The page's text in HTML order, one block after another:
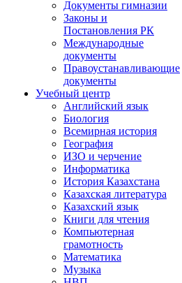
Документы гимназии
Законы и
Постановления РК
Международные
документы
Правоустанавливающие
документы
Учебный центр
Английский язык
Биология
Всемирная история
География
ИЗО и черчение
Информатика
История Казахстана
Казахская литература
Казахский язык
Книги для чтения
Компьютерная
грамотность
Математика
Музыка